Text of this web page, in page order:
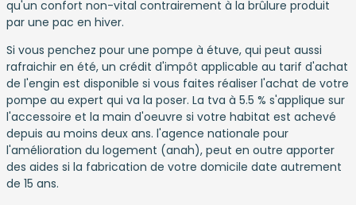
qu'un confort non-vital contrairement à la brûlure produit
par une pac en hiver.
Si vous penchez pour une pompe à étuve, qui peut aussi
rafraichir en été, un crédit d'impôt applicable au tarif d'achat
de l'engin est disponible si vous faites réaliser l'achat de votre
pompe au expert qui va la poser. La tva à 5.5 % s'applique sur
l'accessoire et la main d'oeuvre si votre habitat est achevé
depuis au moins deux ans. l'agence nationale pour
l'amélioration du logement (anah), peut en outre apporter
des aides si la fabrication de votre domicile date autrement
de 15 ans.